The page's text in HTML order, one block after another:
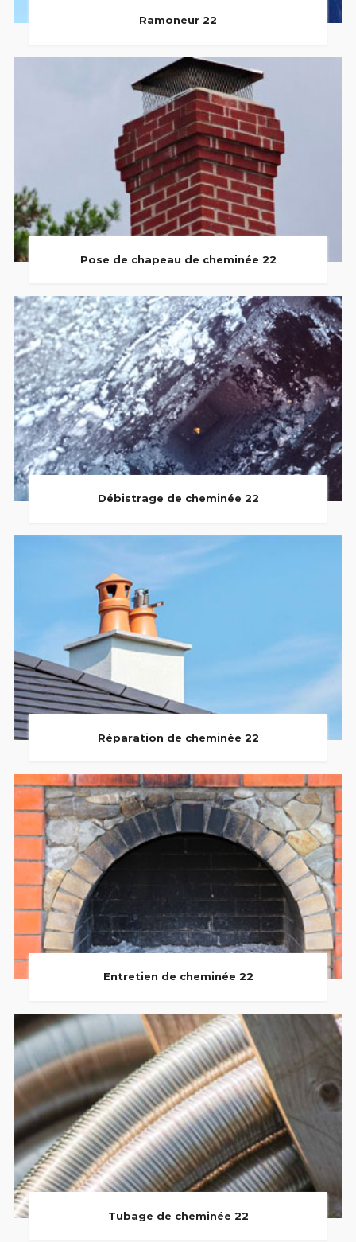
Ramoneur 22
Pose de chapeau de cheminée 22
Débistrage de cheminée 22
Réparation de cheminée 22
Entretien de cheminée 22
Tubage de cheminée 22